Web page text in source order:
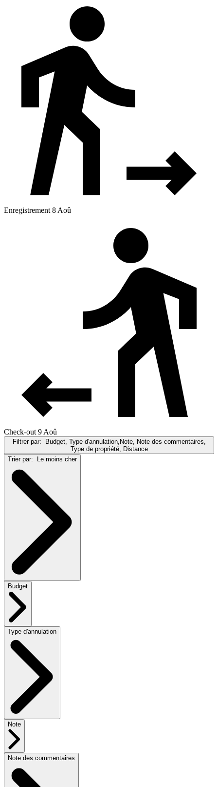
Enregistrement 8 Aoû
Check-out 9 Aoû
Filtrer par: Budget, Type d'annulation,Note, Note des commentaires,
Type de propriété, Distance
Trier par: Le moins cher
Budget
Type d'annulation
Note
Note des commentaires